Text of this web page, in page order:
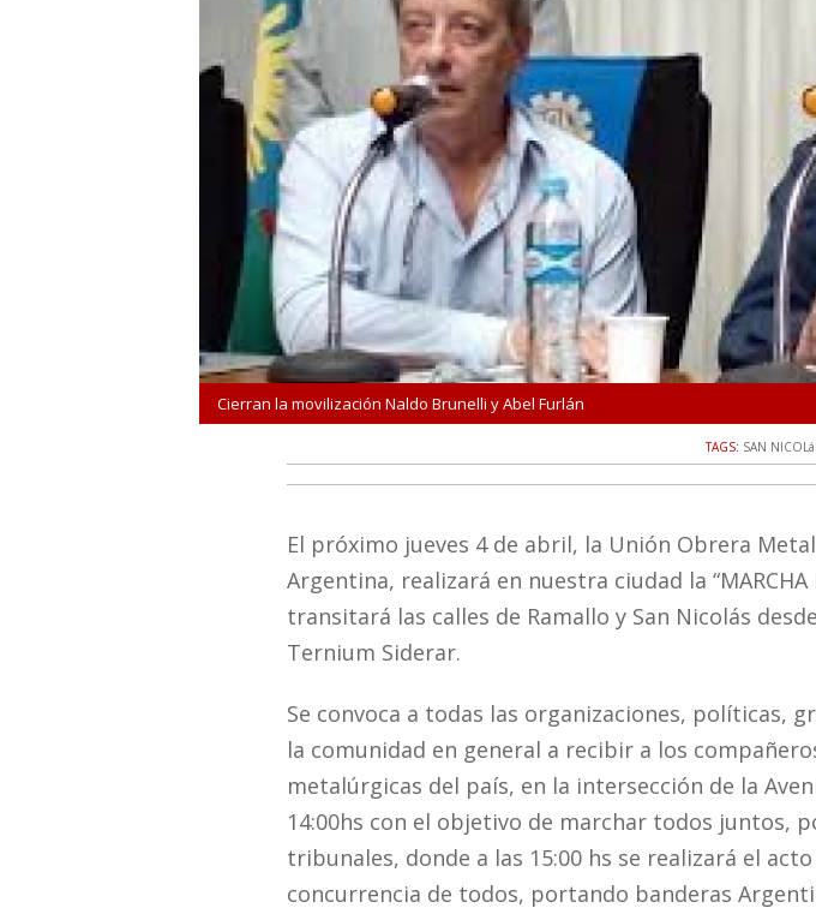
Cierran la movilización Naldo Brunelli y Abel Furlán
TAGS: SAN
El próximo jueves 4 de abril, la Unión Obrera
Argentina, realizará en nuestra ciudad la “MARCHA
transitará las calles de Ramallo y San Nicolás
Ternium Siderar.
Se convoca a todas las organizaciones, políticas,
la comunidad en general a recibir a los
metalúrgicas del país, en la intersección de la
14:00hs con el objetivo de marchar todos juntos,
tribunales, donde a las 15:00 hs se realizará el
concurrencia de todos, portando banderas